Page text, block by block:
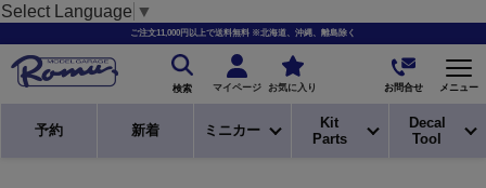
Select Language ▼
ご注文11,000円以上で送料無料 ※北海道、沖縄、離島除く
検索 マイページ お気に入り お問合せ メニュー
予約 新着 ミニカー
Kit
Parts
Decal
Tool